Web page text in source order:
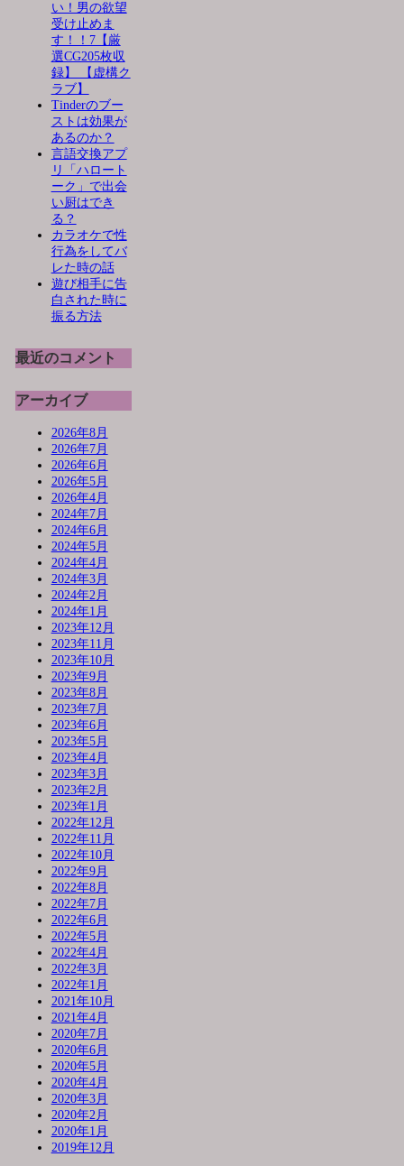
い！男の欲望
受け止めま
す！！7【厳
選CG205枚収
録】 【虚構ク
ラブ】
Tinderのブー
ストは効果が
あるのか？
言語交換アプ
リ「ハロート
ーク」で出会
い厨はでき
る？
カラオケで性
行為をしてバ
レた時の話
遊び相手に告
白された時に
振る方法
最近のコメント
アーカイブ
2026年8月
2026年7月
2026年6月
2026年5月
2026年4月
2024年7月
2024年6月
2024年5月
2024年4月
2024年3月
2024年2月
2024年1月
2023年12月
2023年11月
2023年10月
2023年9月
2023年8月
2023年7月
2023年6月
2023年5月
2023年4月
2023年3月
2023年2月
2023年1月
2022年12月
2022年11月
2022年10月
2022年9月
2022年8月
2022年7月
2022年6月
2022年5月
2022年4月
2022年3月
2022年1月
2021年10月
2021年4月
2020年7月
2020年6月
2020年5月
2020年4月
2020年3月
2020年2月
2020年1月
2019年12月